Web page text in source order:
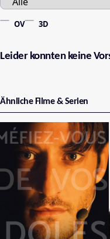
OV 3D
Leider konnten keine
Ähnliche Filme & Serien